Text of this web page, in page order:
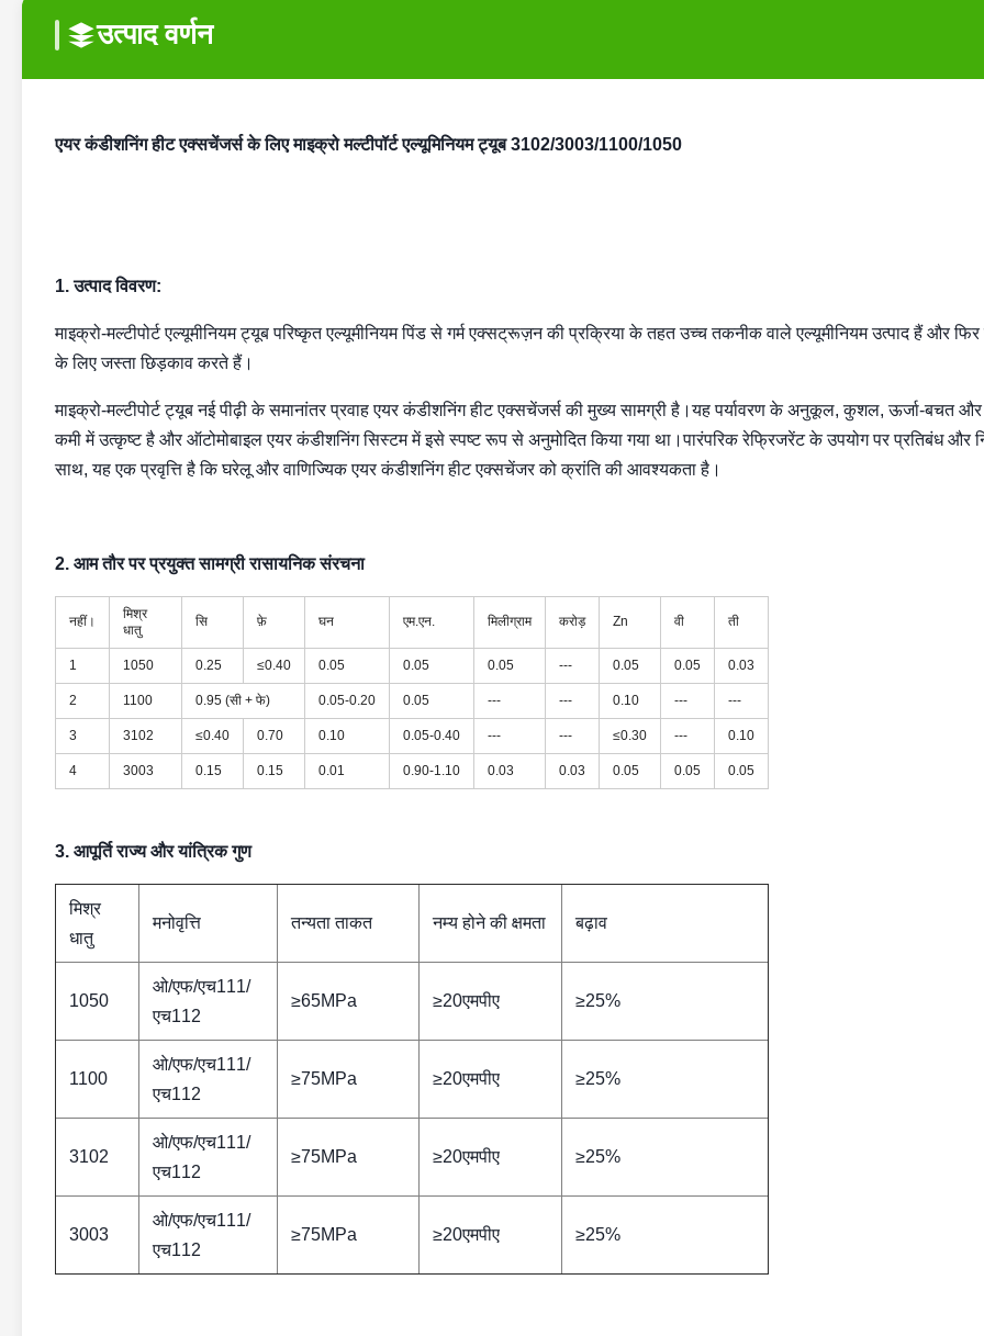
उत्पाद वर्णन
एयर कंडीशनिंग हीट एक्सचेंजर्स के लिए माइक्रो मल्टीपॉर्ट एल्यूमिनियम ट्यूब 3102/3003/1100/1050
1. उत्पाद विवरण:
माइक्रो-मल्टीपोर्ट एल्यूमीनियम ट्यूब परिष्कृत एल्यूमीनियम पिंड से गर्म एक्सट्रूज़न की प्रक्रिया के तहत उच्च तकनीक वाले एल्यूमीनियम उत्पाद हैं और फिर
के लिए जस्ता छिड़काव करते हैं।
माइक्रो-मल्टीपोर्ट ट्यूब नई पीढ़ी के समानांतर प्रवाह एयर कंडीशनिंग हीट एक्सचेंजर्स की मुख्य सामग्री है।यह पर्यावरण के अनुकूल, कुशल, ऊर्जा-बचत
कमी में उत्कृष्ट है और ऑटोमोबाइल एयर कंडीशनिंग सिस्टम में इसे स्पष्ट रूप से अनुमोदित किया गया था।पारंपरिक रेफ्रिजरेंट के उपयोग पर प्रतिबंध और
साथ, यह एक प्रवृत्ति है कि घरेलू और वाणिज्यिक एयर कंडीशनिंग हीट एक्सचेंजर को क्रांति की आवश्यकता है।
2. आम तौर पर प्रयुक्त सामग्री रासायनिक संरचना
नहीं।
मिश्र
धातु
सि फ़े घन एम.एन. मिलीग्राम करोड़ Zn वी ती
1 1050 0.25 ≤0.40 0.05 0.05 0.05 --- 0.05 0.05 0.03
2 1100 0.95 (सी + फे) 0.05-0.20 0.05 --- --- 0.10 --- ---
3 3102 ≤0.40 0.70 0.10 0.05-0.40 --- --- ≤0.30 --- 0.10
4 3003 0.15 0.15 0.01 0.90-1.10 0.03 0.03 0.05 0.05 0.05
3. आपूर्ति राज्य और यांत्रिक गुण
मिश्र
धातु
मनोवृत्ति तन्यता ताकत नम्य होने की क्षमता बढ़ाव
1050
ओ/एफ/एच111/
एच112
≥65MPa ≥20एमपीए ≥25%
1100
ओ/एफ/एच111/
एच112
≥75MPa ≥20एमपीए ≥25%
3102
ओ/एफ/एच111/
एच112
≥75MPa ≥20एमपीए ≥25%
3003
ओ/एफ/एच111/
एच112
≥75MPa ≥20एमपीए ≥25%